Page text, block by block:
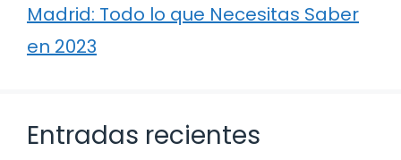
Madrid: Todo lo que Necesitas Saber
en 2023
Entradas recientes